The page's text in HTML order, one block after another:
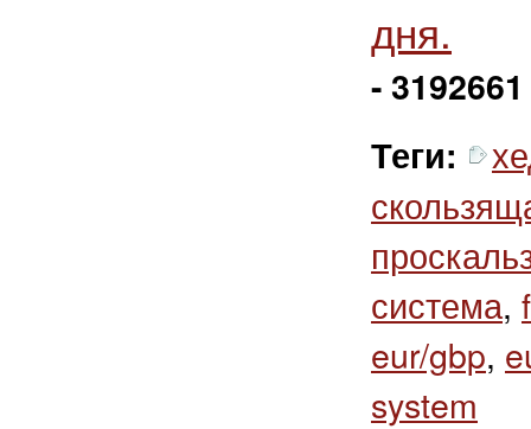
дня.
- 3192661
Теги:
система,
eur/gbp,
system